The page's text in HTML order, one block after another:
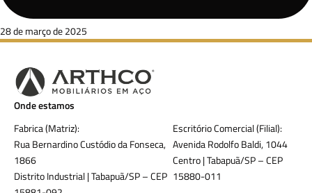
28 de março de 2025
Onde estamos
Fabrica (Matriz):
Rua Bernardino Custódio da Fonseca,
1866
Distrito Industrial | Tabapuã/SP – CEP
Escritório Comercial (Filial):
Avenida Rodolfo Baldi, 1044
Centro | Tabapuã/SP – CEP
15880-011